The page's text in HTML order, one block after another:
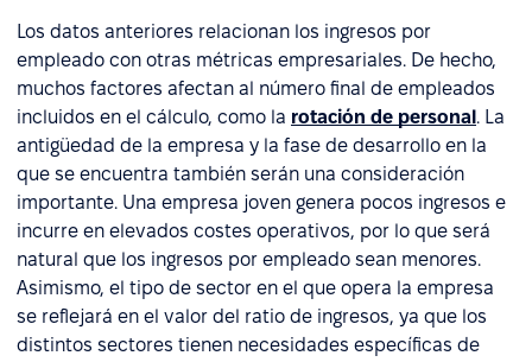
Los datos anteriores relacionan los ingresos por
empleado con otras métricas empresariales. De hecho,
muchos factores afectan al número final de empleados
incluidos en el cálculo, como la rotación de personal. La
antigüedad de la empresa y la fase de desarrollo en la
que se encuentra también serán una consideración
importante. Una empresa joven genera pocos ingresos e
incurre en elevados costes operativos, por lo que será
natural que los ingresos por empleado sean menores.
Asimismo, el tipo de sector en el que opera la empresa
se reflejará en el valor del ratio de ingresos, ya que los
distintos sectores tienen necesidades específicas de